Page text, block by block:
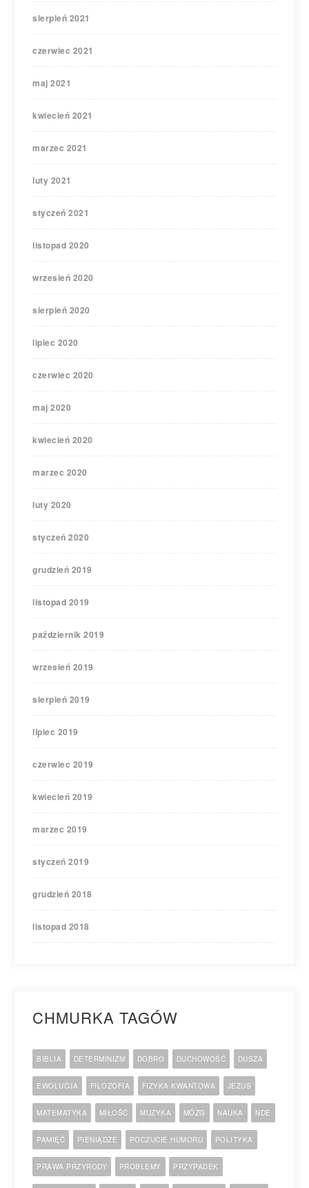
sierpień 2021
czerwiec 2021
maj 2021
kwiecień 2021
marzec 2021
luty 2021
styczeń 2021
listopad 2020
wrzesień 2020
sierpień 2020
lipiec 2020
czerwiec 2020
maj 2020
kwiecień 2020
marzec 2020
luty 2020
styczeń 2020
grudzień 2019
listopad 2019
październik 2019
wrzesień 2019
sierpień 2019
lipiec 2019
czerwiec 2019
kwiecień 2019
marzec 2019
styczeń 2019
grudzień 2018
listopad 2018
CHMURKA TAGÓW
BIBLIA DETERMINIZM DOBRO DUCHOWOŚĆ DUSZA
EWOLUCJA FILOZOFIA FIZYKA KWANTOWA JEZUS
MATEMATYKA MIŁOŚĆ MUZYKA MÓZG NAUKA NDE
PAMIĘĆ PIENIĄDZE POCZUCIE HUMORU POLITYKA
PRAWA PRZYRODY PROBLEMY PRZYPADEK